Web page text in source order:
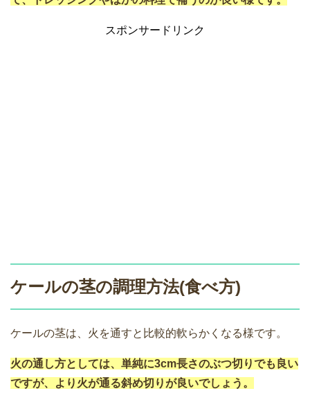
スポンサードリンク
ケールの茎の調理方法(食べ方)
ケールの茎は、火を通すと比較的軟らかくなる様です。
火の通し方としては、単純に3cm長さのぶつ切りでも良い
ですが、より火が通る斜め切りが良いでしょう。